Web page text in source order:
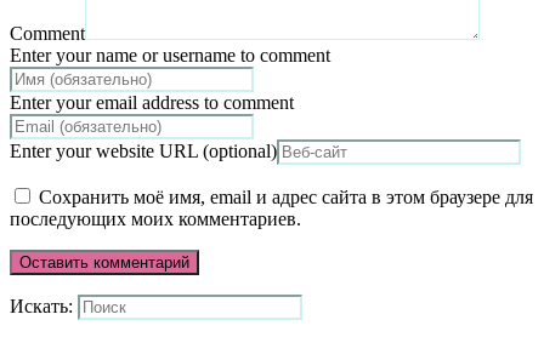
Comment
Enter your name or username to comment
Enter your email address to comment
Enter your website URL (optional)
Сохранить моё имя, email и адрес сайта в этом браузере для
последующих моих комментариев.
Искать: